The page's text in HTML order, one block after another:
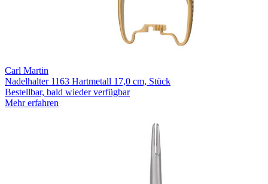
Carl Martin
Nadelhalter 1163 Hartmetall 17,0 cm, Stück
Bestellbar, bald wieder verfügbar
Mehr erfahren